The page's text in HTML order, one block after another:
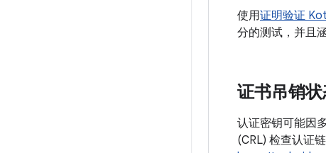
使用证明验证
分的测试，并且
证书吊销
认证密钥可能因
(CRL) 检查认证